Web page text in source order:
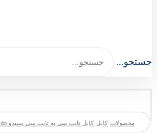
جستجو...
محصولات کابل کابل تایپ سی به تایپ سی یسیدو yesido مدل ca78